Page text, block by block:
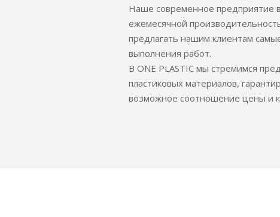
Наше современное предприятие
ежемесячной
предлагать нашим клиентам
выполнения работ.
В ONE PLASTIC мы стремимся
пластиковых материалов,
возможное соотношение цены и